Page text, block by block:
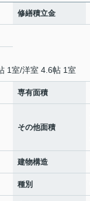
修繕積立金
1室/洋室 4.6帖 1室
専有面積
その他面積
建物構造
種別